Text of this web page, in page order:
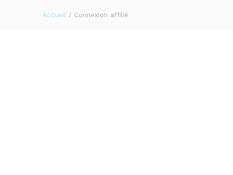
Accueil / Connexion affilié